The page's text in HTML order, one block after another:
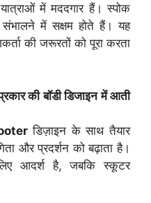
में मददगार हैं। स्पोक
संभालने में सक्षम होते हैं। यह
की जरूरतों को पूरा करता
की बॉडी डिजाइन में आती
डिज़ाइन के साथ तैयार
और प्रदर्शन को बढ़ाता है।
आदर्श है, जबकि स्कूटर